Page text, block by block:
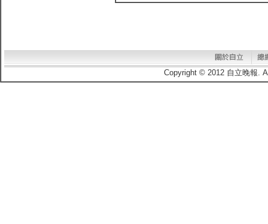
Copyright © 2012 自立晚報.